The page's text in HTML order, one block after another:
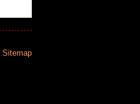
Sitemap